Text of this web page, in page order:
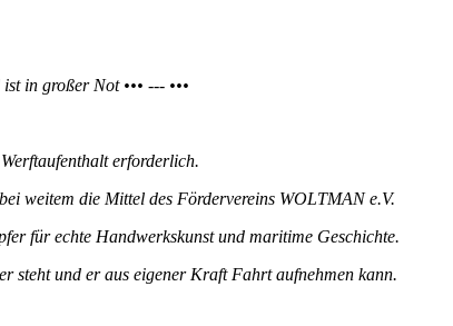
in großer Not ••• --- •••
Werftaufenthalt erforderlich.
weitem die Mittel des Fördervereins WOLTMAN e.V.
für echte Handwerkskunst und maritime Geschichte.
steht und er aus eigener Kraft Fahrt aufnehmen kann.